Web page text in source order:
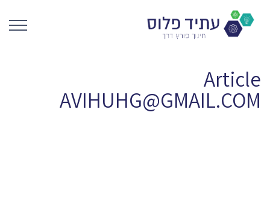
Article
AVIHUHG@GMAIL.COM